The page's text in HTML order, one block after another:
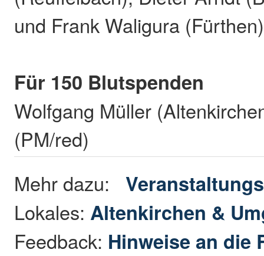
und Frank Waligura (Fürthen)
Für 150 Blutspenden
Wolfgang Müller
(PM/red)
Mehr dazu:
Lokales: Altenkirchen &
Feedback: Hinweise an die